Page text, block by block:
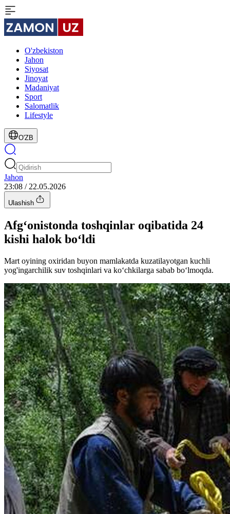
O'zbekiston
Jahon
Siyosat
Jinoyat
Madaniyat
Sport
Salomatlik
Lifestyle
O'ZB
Jahon
23:08 / 22.05.2026
Ulashish
Afg‘onistonda toshqinlar oqibatida 24
kishi halok bo‘ldi
Mart oyining oxiridan buyon mamlakatda kuzatilayotgan kuchli
yog'ingarchilik suv toshqinlari va ko‘chkilarga sabab bo‘lmoqda.